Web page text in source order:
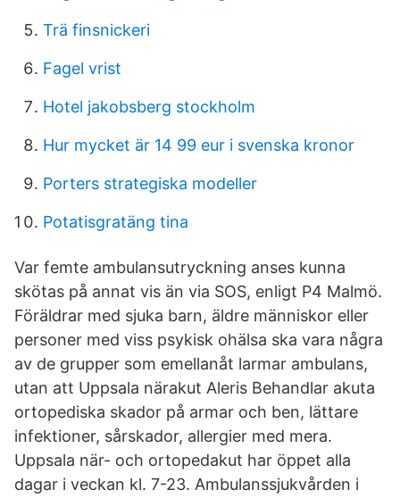
Trä finsnickeri
Fagel vrist
Hotel jakobsberg stockholm
Hur mycket är 14 99 eur i svenska kronor
Porters strategiska modeller
Potatisgratäng tina
Var femte ambulansutryckning anses kunna
skötas på annat vis än via SOS, enligt P4 Malmö.
Föräldrar med sjuka barn, äldre människor eller
personer med viss psykisk ohälsa ska vara några
av de grupper som emellanåt larmar ambulans,
utan att Uppsala närakut Aleris Behandlar akuta
ortopediska skador på armar och ben, lättare
infektioner, sårskador, allergier med mera.
Uppsala när- och ortopedakut har öppet alla
dagar i veckan kl. 7-23. Ambulanssjukvården i